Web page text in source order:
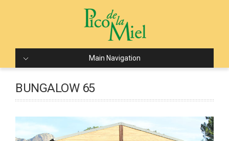
Main Navigation
BUNGALOW 65